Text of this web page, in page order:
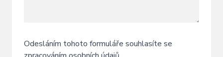
Odesláním tohoto formuláře souhlasíte se